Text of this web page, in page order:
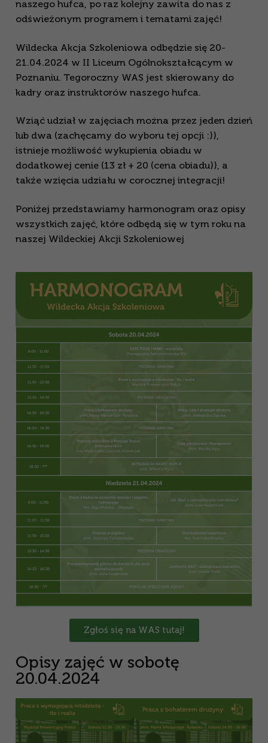
naszego hufca, po raz kolejny zawita do nas z
odświeżonym programem i tematami zajęć!
Wildecka Akcja Szkoleniowa odbędzie się 20-
21.04.2024 w II Liceum Ogólnokształcącym w
Poznaniu. Tegoroczny WAS jest skierowany do
kadry oraz instruktorów naszego hufca.
Wziąć udział w zajęciach można przez jeden dzień
lub dwa (zachęcamy do wyboru tej opcji :)),
istnieje możliwość wykupienia obiadu w
dodatkowej cenie (13 zł + 20 (cena obiadu)), a
także wzięcia udziału w corocznej integracji!
Poniżej przedstawiamy harmonogram oraz opisy
wszystkich zajęć, które odbędą się w tym roku na
naszej Wildeckiej Akcji Szkoleniowej
Zgłoś się na WAS tutaj!
Opisy zajęć w sobotę
20.04.2024